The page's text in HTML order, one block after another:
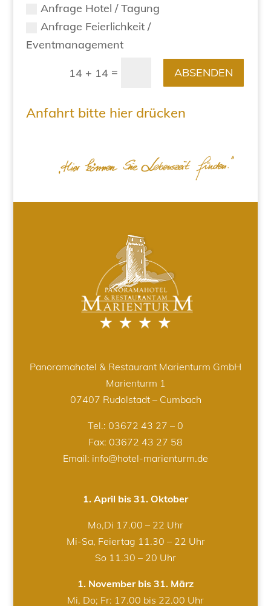
Anfrage Hotel / Tagung
Anfrage Feierlichkeit /
Eventmanagement
14 + 14 = ABSENDEN
Anfahrt bitte hier drücken
Panoramahotel & Restaurant Marienturm GmbH
Marienturm 1
07407 Rudolstadt – Cumbach
Tel.: 03672 43 27 – 0
Fax: 03672 43 27 58
Email: info@hotel-marienturm.de
1. April bis 31. Oktober
Mo,Di 17.00 – 22 Uhr
Mi-Sa, Feiertag 11.30 – 22 Uhr
So 11.30 – 20 Uhr
1. November bis 31. März
Mi, Do; Fr: 17.00 bis 22.00 Uhr